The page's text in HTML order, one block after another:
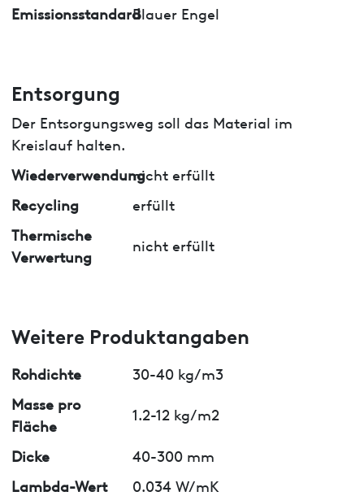
EmissionsstandardBlauer Engel
Entsorgung
Der Entsorgungsweg soll das Material im
Kreislauf halten.
Wiederverwendungnicht erfüllt
Recycling
erfüllt
Thermische
Verwertung
nicht erfüllt
Weitere Produktangaben
Rohdichte
30-40 kg/m3
Masse pro
Fläche
1.2-12 kg/m2
Dicke
40-300 mm
Lambda-Wert
0.034 W/mK